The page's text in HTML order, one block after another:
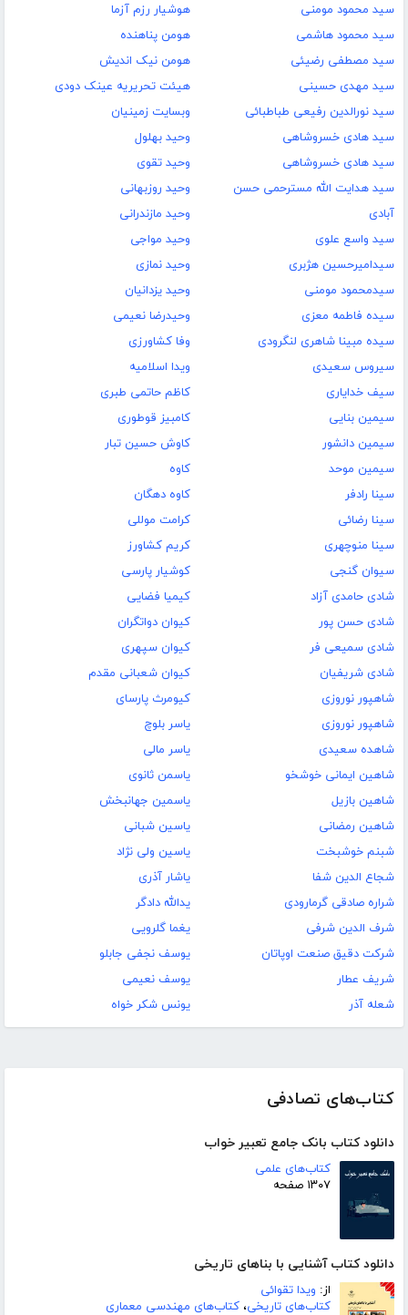
کتاب‌های تصادفی
دانلود کتاب بانک جامع تعبیر خواب
کتاب‌های علمی
۱۳۰۷ صفحه
دانلود کتاب آشنایی با بناهای تاریخی
از: ویدا تقوائی
کتاب‌های تاریخی، کتاب‌های مهندسی معماری
سید محمود مومنی
سید محمود هاشمی
سید مصطفی رضیئی
سید مهدی حسینی
سید نورالدین رفیعی طباطبائی
سید هادی خسروشاهی
سید ه‍ادی خ‍س‍روش‍اه‍ی‌
سید هدایت الله مسترحمی حسن
آبادی
سید واسع علوی
سیدامیرحسین هژبری
سیدمحمود مومنی
سیده فاطمه معزی
سیده مبینا شاهری لنگرودی
سیروس سعیدی
سیف خدایاری
سیمین بنایی
سیمین دانشور
سیمین موحد
سینا رادفر
سینا رضائی
سینا منوچهری
سیوان گنجی
شادی حامدی آزاد
شادی حسن پور
شادی سمیعی فر
شادی شریفیان
شاهپور نوروزی
شاهپور نوروزی
شاهده سعیدی
شاهین ایمانی خوشخو
شاهین بازیل
شاهین رمضانی
شبنم خوشبخت
شجاع الدین شفا
شراره صادقی گرمارودی
شرف الدین شرفی
شرکت دقیق صنعت اوپاتان
شریف عطار
شعله آذر
هوشیار رزم آزما
هومن پناهنده
هومن نیک اندیش
هیئت تحریریه عینک دودی
وبسایت زمینیان
وحید بهلول
وحید تقوی
وحید روزبهانی
وحید مازندرانی
وحید مواجی
وحید نمازی
وحید یزدانیان
وحیدرضا نعیمی
وفا کشاورزی
ویدا اسلامیه
کاظم حاتمی طبری
کامبیز قوطوری
کاوش حسین تبار
کاوه
کاوه دهگان
کرامت موللی
کریم کشاورز
کوشیار پارسی
کیمیا فضایی
کیوان دواتگران
کیوان سپهری
کیوان شعبانی مقدم
کیومرث پارسای
یاسر بلوچ
یاسر مالی
یاسمن ثانوی
یاسمین جهانبخش
یاسین شبانی
یاسین ولی نژاد
یاشار آذری
یدالله دادگر
یغما گلرویی
یوسف نجفی جابلو
یوسف نعیمی
یونس شکر خواه